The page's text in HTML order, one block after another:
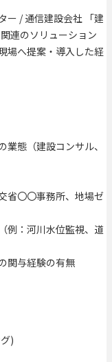
ー / 通信建設会社 「建
連のソリューション
場へ提案・導入した経
業態（建設コンサル、
省〇〇事務所、地場ゼ
例：河川水位監視、道
関与経験の有無
)